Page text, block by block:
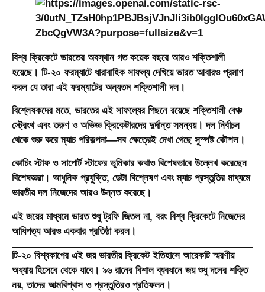
বিশ্ব ক্রিকেটে ভারতের অবস্থান গত কয়েক বছরে আরও শক্তিশালী
হয়েছে। টি-২০ ফরম্যাটে ধারাবাহিক সাফল্য দেখিয়ে ভারত আবারও প্রমাণ
করল যে তারা এই ফরম্যাটের অন্যতম শক্তিশালী দল।
বিশ্লেষকদের মতে, ভারতের এই সাফল্যের পিছনে রয়েছে শক্তিশালী বেঞ্চ
স্ট্রেংথ এবং তরুণ ও অভিজ্ঞ ক্রিকেটারদের দুর্দান্ত সমন্বয়। দল নির্বাচন
থেকে শুরু করে ম্যাচ পরিকল্পনা—সব ক্ষেত্রেই দেখা গেছে সুস্পষ্ট কৌশল।
কোচিং স্টাফ ও সাপোর্ট স্টাফের ভূমিকার কথাও বিশেষভাবে উল্লেখ করেছেন
বিশেষজ্ঞরা। আধুনিক প্রযুক্তি, ডেটা বিশ্লেষণ এবং ম্যাচ প্রস্তুতির মাধ্যমে
ভারতীয় দল নিজেদের আরও উন্নত করেছে।
এই জয়ের মাধ্যমে ভারত শুধু ট্রফি জিতল না, বরং বিশ্ব ক্রিকেটে নিজেদের
আধিপত্য আরও একবার প্রতিষ্ঠা করল।
টি-২০ বিশ্বকাপের এই জয় ভারতীয় ক্রিকেট ইতিহাসে আরেকটি স্মরণীয়
অধ্যায় হিসেবে থেকে যাবে। ৯৬ রানের বিশাল ব্যবধানে জয় শুধু দলের শক্তি
নয়, তাদের আত্মবিশ্বাস ও প্রস্তুতিরও প্রতিফলন।